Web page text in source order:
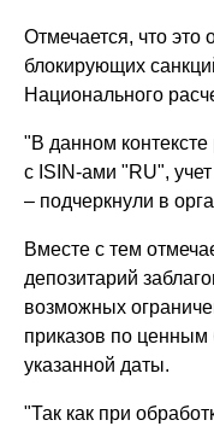
Отмечается, что
блокирующих
Национального
"В данном
с ISIN-ами "RU",
– подчеркнули в
Вместе с тем
депозитарий
возможных
приказов по
указанной даты.
"Так как при